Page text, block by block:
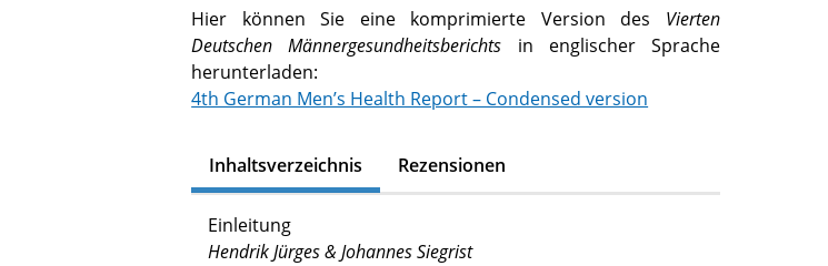
Hier können Sie eine komprimierte Version des Vierten
Deutschen Männergesundheitsberichts in englischer Sprache
herunterladen:
4th German Men’s Health Report – Condensed version
Inhaltsverzeichnis Rezensionen
Einleitung
Hendrik Jürges & Johannes Siegrist